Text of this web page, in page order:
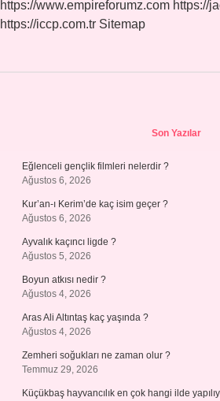
https://www.empireforumz.com https://
https://iccp.com.tr Sitemap
Son Yazılar
Eğlenceli gençlik filmleri nelerdir ?
Ağustos 6, 2026
Kur’an-ı Kerim’de kaç isim geçer ?
Ağustos 6, 2026
Ayvalık kaçıncı ligde ?
Ağustos 5, 2026
Boyun atkısı nedir ?
Ağustos 4, 2026
Aras Ali Altıntaş kaç yaşında ?
Ağustos 4, 2026
Zemheri soğukları ne zaman olur ?
Temmuz 29, 2026
Küçükbaş hayvancılık en çok hangi ilde